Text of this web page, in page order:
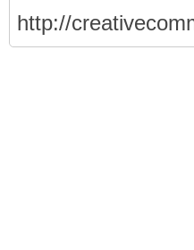
http://